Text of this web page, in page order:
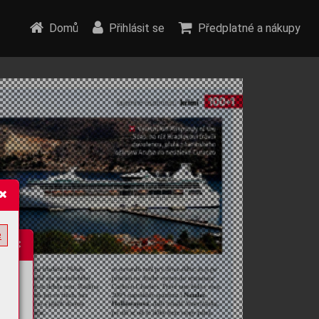
Domů Přihlásit se Předplatné a nákupy